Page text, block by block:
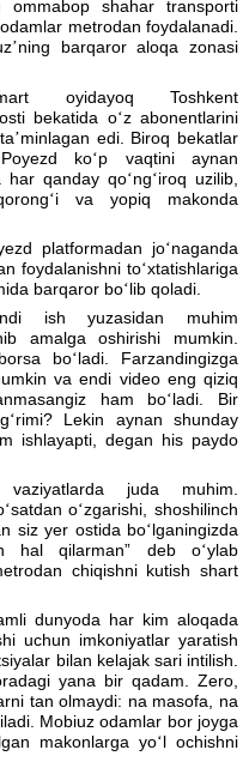
yo‘
balki butun yo‘
ommabop shahar
odamlar metrodan
’ning barqaror aloqa
mart oyidayoq
bekatida o
ta’minlagan edi. Biroq
Poyezd ko‘p vaqtini
har qanday qo‘ng
qorong ‘i va yopiq
platformadan jo‘
foydalanishni to‘
barqaror bo ‘lib
endi ish yuzasidan
bo ladi.
mumkin va endi video
ham bo‘
to‘g‘
rimi? Lekin aynan
ishlayapti, degan his
vaziyatlarda juda
to‘satdan o‘zgarishi,
siz yer ostida bo ‘
hal qilarman” deb
metrodan chiqishni